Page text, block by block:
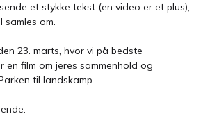
et stykke tekst (en video er et plus),
samles om.
23. marts, hvor vi på bedste
film om jeres sammenhold og
til landskamp.